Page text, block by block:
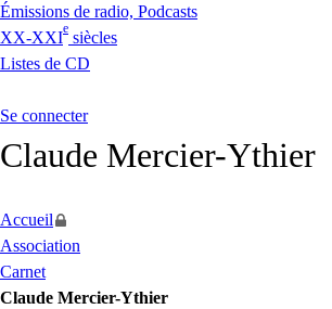
Émissions de radio, Podcasts
XX-XXI
e
siècles
Listes de CD
Se connecter
Claude Mercier-Ythier
Accueil
Association
Carnet
Claude Mercier-Ythier